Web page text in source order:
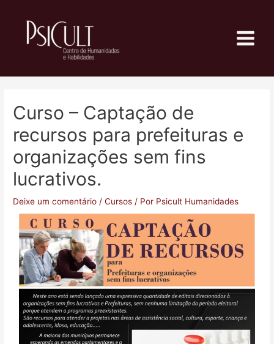
Curso – Captação de
recursos para prefeituras e
organizações sem fins
lucrativos.
Deixe um comentário /Cursos / Por Psicult Humanidades